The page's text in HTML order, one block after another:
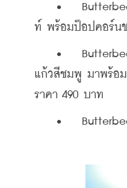
•	 Butterbear Bucket Set บัคเก็ตน้องหมีเนยชุดกระโปรงขาวแดง คาดผมด้วยโบว์ใหญ่สีขาวจุดแดง สุดคิว
ท์ พร้อมป๊อปคอร์น
•	 Butterbear Topper Cup Set แก้วน้ำท็อปเปอร์ลายน้องหมีเนย มีให้เลือก 2 สี ชุดสีฟ้าแก้วสีฟ้า ชุดสีชมพู
แก้วสีชมพู มาพร้อ
ราคา 490 บาท
•